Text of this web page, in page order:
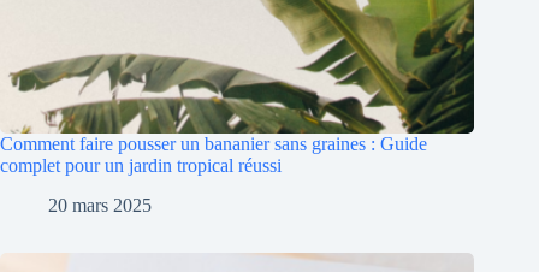
Comment faire pousser un bananier sans graines : Guide
complet pour un jardin tropical réussi
20 mars 2025